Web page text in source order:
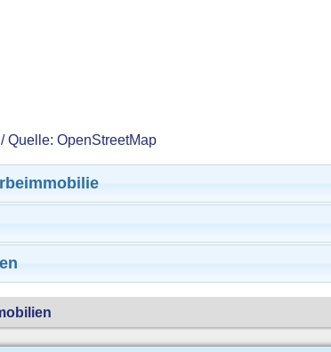
Quelle: OpenStreetMap